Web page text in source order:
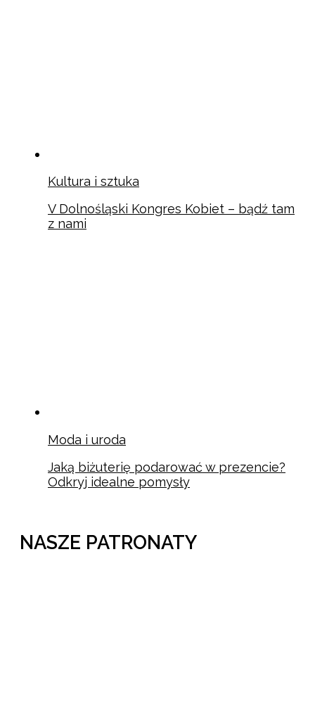
Kultura i sztuka
V Dolnośląski Kongres Kobiet – bądź tam
z nami
Moda i uroda
Jaką biżuterię podarować w prezencie?
Odkryj idealne pomysły
NASZE PATRONATY